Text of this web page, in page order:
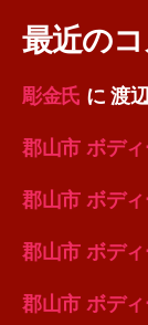
最近の
彫金氏 に渡
郡山市 ボデ
郡山市 ボデ
郡山市 ボデ
郡山市 ボデ